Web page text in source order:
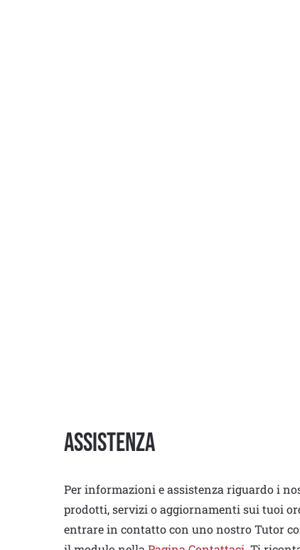
Assistenza
Per informazioni e assistenza riguardo i
prodotti, servizi o aggiornamenti sui tuoi
entrare in contatto con uno nostro Tutor